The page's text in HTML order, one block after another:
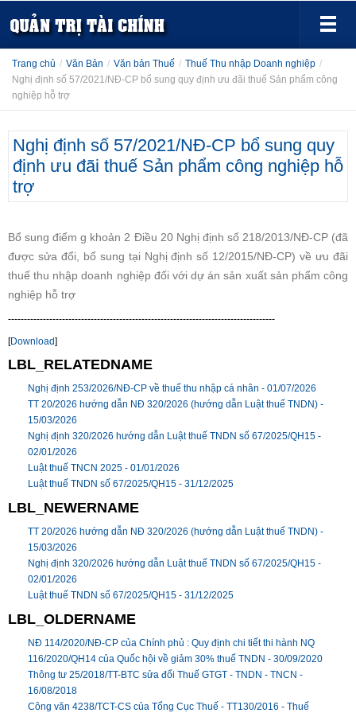
Trang chủ / Văn Bản / Văn bản Thuế / Thuế Thu nhập Doanh nghiệp /
Nghị định số 57/2021/NĐ-CP bổ sung quy định ưu đãi thuế Sản phẩm công
nghiệp hỗ trợ
Nghị định số 57/2021/NĐ-CP bổ sung quy
định ưu đãi thuế Sản phẩm công nghiệp hỗ
trợ
Bổ sung điểm g khoản 2 Điều 20 Nghị định số 218/2013/NĐ-CP (đã
được sửa đổi, bổ sung tại Nghị định số 12/2015/NĐ-CP) về ưu đãi
thuế thu nhập doanh nghiệp đối với dự án sản xuất sản phẩm công
nghiệp hỗ trợ
------------------------------------------------------------------------------------
[Download]
LBL_RELATEDNAME
Nghị định 253/2026/NĐ-CP về thuế thu nhập cá nhân - 01/07/2026
TT 20/2026 hướng dẫn NĐ 320/2026 (hướng dẫn Luật thuế TNDN) -
15/03/2026
Nghị định 320/2026 hướng dẫn Luật thuế TNDN số 67/2025/QH15 -
02/01/2026
Luật thuế TNCN 2025 - 01/01/2026
Luật thuế TNDN số 67/2025/QH15 - 31/12/2025
LBL_NEWERNAME
TT 20/2026 hướng dẫn NĐ 320/2026 (hướng dẫn Luật thuế TNDN) -
15/03/2026
Nghị định 320/2026 hướng dẫn Luật thuế TNDN số 67/2025/QH15 -
02/01/2026
Luật thuế TNDN số 67/2025/QH15 - 31/12/2025
LBL_OLDERNAME
NĐ 114/2020/NĐ-CP của Chính phủ : Quy định chi tiết thi hành NQ
116/2020/QH14 của Quốc hội về giảm 30% thuế TNDN - 30/09/2020
Thông tư 25/2018/TT-BTC sửa đổi Thuế GTGT - TNDN - TNCN -
16/08/2018
Công văn 4238/TCT-CS của Tổng Cục Thuế - TT130/2016 - Thuế